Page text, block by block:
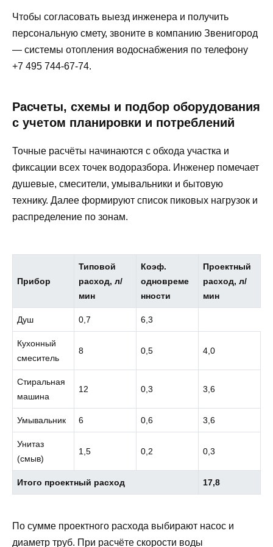
Чтобы согласовать выезд инженера и получить
персональную смету, звоните в компанию Звенигород
— системы отопления водоснабжения по телефону
+7 495 744-67-74.
Расчеты, схемы и подбор оборудования
с учетом планировки и потреблений
Точные расчёты начинаются с обхода участка и
фиксации всех точек водоразбора. Инженер помечает
душевые, смесители, умывальники и бытовую
технику. Далее формируют список пиковых нагрузок и
распределение по зонам.
Прибор
Типовой
расход, л/
мин
Коэф.
одновреме
нности
Проектный
расход, л/
мин
Душ 0,7 6,3
Кухонный
смеситель
8 0,5 4,0
Стиральная
машина
12 0,3 3,6
Умывальник 6 0,6 3,6
Унитаз
(смыв)
1,5 0,2 0,3
Итого проектный расход 17,8
По сумме проектного расхода выбирают насос и
диаметр труб. При расчёте скорости воды